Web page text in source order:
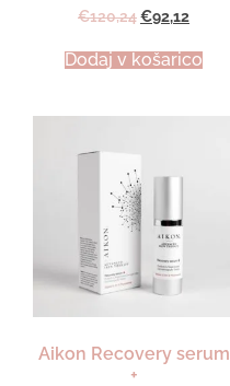
€120,24€92,12
Dodaj v košarico
Aikon Recovery serum
+